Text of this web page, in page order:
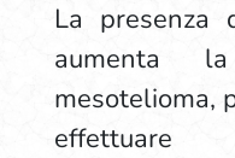
La presenza
aumenta
mesotelioma,
effettuare